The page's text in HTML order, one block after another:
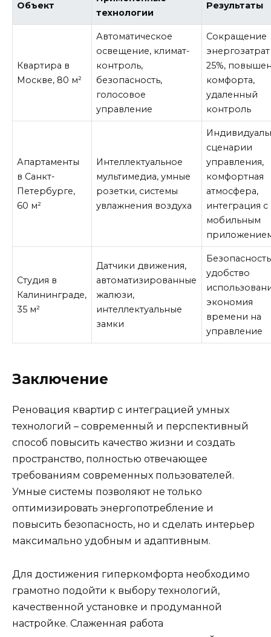
Объект
технологии
Результаты
Квартира в
Москве, 80 м²
Автоматическое
освещение, климат-
контроль,
безопасность,
голосовое
управление
Сокращение
25%,
комфорта,
удаленный
контроль
Апартаменты
в Санкт-
Петербурге,
60 м²
Интеллектуальное
мультимедиа, умные
розетки, системы
увлажнения воздуха
сценарии
управления,
комфортная
атмосфера,
интеграция с
мобильным
Студия в
Калининграде,
35 м²
Датчики движения,
автоматизированные
жалюзи,
интеллектуальные
замки
удобство
экономия
времени на
управление
Заключение
Реновация квартир с интеграцией умных
технологий – современный и перспективный
способ повысить качество жизни и создать
пространство, полностью отвечающее
требованиям современных пользователей.
Умные системы позволяют не только
оптимизировать энергопотребление и
повысить безопасность, но и сделать интерьер
максимально удобным и адаптивным.
Для достижения гиперкомфорта необходимо
грамотно подойти к выбору технологий,
качественной установке и продуманной
настройке. Слаженная работа